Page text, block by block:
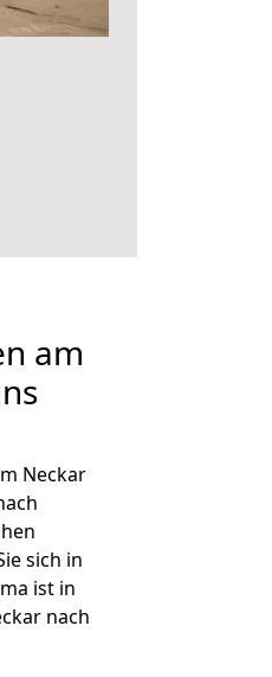
am
Neckar
sich in
ist in
nach